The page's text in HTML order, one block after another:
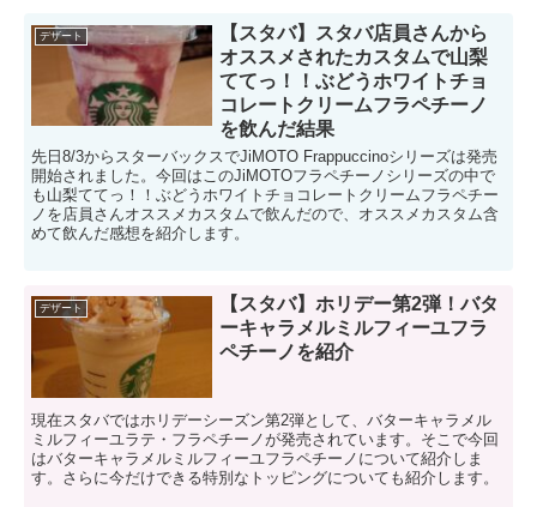
デザート
【スタバ】スタバ店員さんから
オススメされたカスタムで山梨
ててっ！！ぶどうホワイトチョ
コレートクリームフラペチーノ
を飲んだ結果
先日8/3からスターバックスでJiMOTO Frappuccinoシリーズは発売
開始されました。今回はこのJiMOTOフラペチーノシリーズの中で
も山梨ててっ！！ぶどうホワイトチョコレートクリームフラペチー
ノを店員さんオススメカスタムで飲んだので、オススメカスタム含
めて飲んだ感想を紹介します。
デザート
【スタバ】ホリデー第2弾！バタ
ーキャラメルミルフィーユフラ
ペチーノを紹介
現在スタバではホリデーシーズン第2弾として、バターキャラメル
ミルフィーユラテ・フラペチーノが発売されています。そこで今回
はバターキャラメルミルフィーユフラペチーノについて紹介しま
す。さらに今だけできる特別なトッピングについても紹介します。